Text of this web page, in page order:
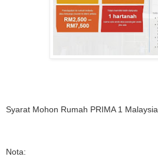
Syarat Mohon Rumah PRIMA 1 Malaysia
Nota: